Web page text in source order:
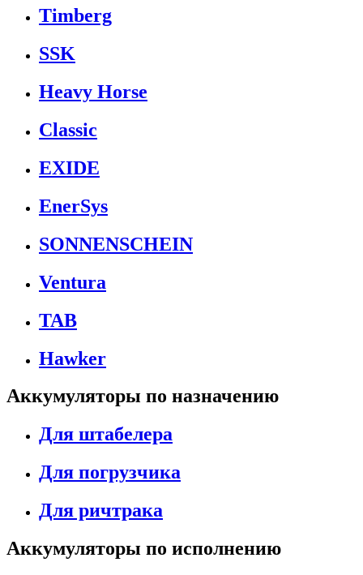
Timberg
SSK
Heavy Horse
Classic
EXIDE
EnerSys
SONNENSCHEIN
Ventura
TAB
Hawker
Аккумуляторы по назначению
Для штабелера
Для погрузчика
Для ричтрака
Аккумуляторы по исполнению